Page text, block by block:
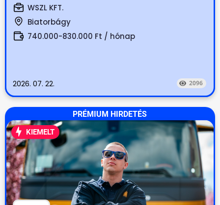
WSZL KFT.
Biatorbágy
740.000-830.000 Ft / hónap
2026. 07. 22. 2096
PRÉMIUM HIRDETÉS
KIEMELT